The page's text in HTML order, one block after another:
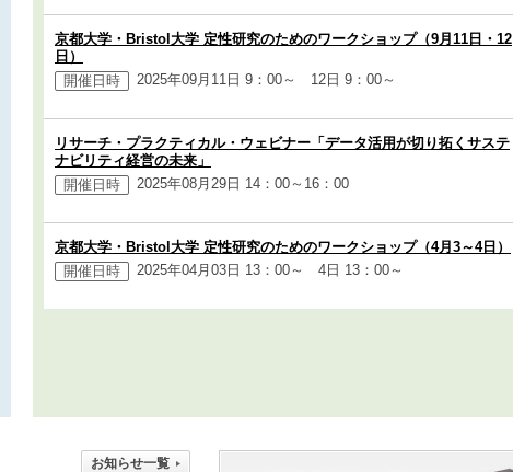
京都大学・Bristol大学 定性研究のためのワークショップ（9月11日・12
日）
開催日時
2025年09月11日 9：00～ 12日 9：00～
リサーチ・プラクティカル・ウェビナー「データ活用が切り拓くサステ
ナビリティ経営の未来」
開催日時
2025年08月29日 14：00～16：00
京都大学・Bristol大学 定性研究のためのワークショップ（4月3～4日）
開催日時
2025年04月03日 13：00～ 4日 13：00～
お知らせ一覧